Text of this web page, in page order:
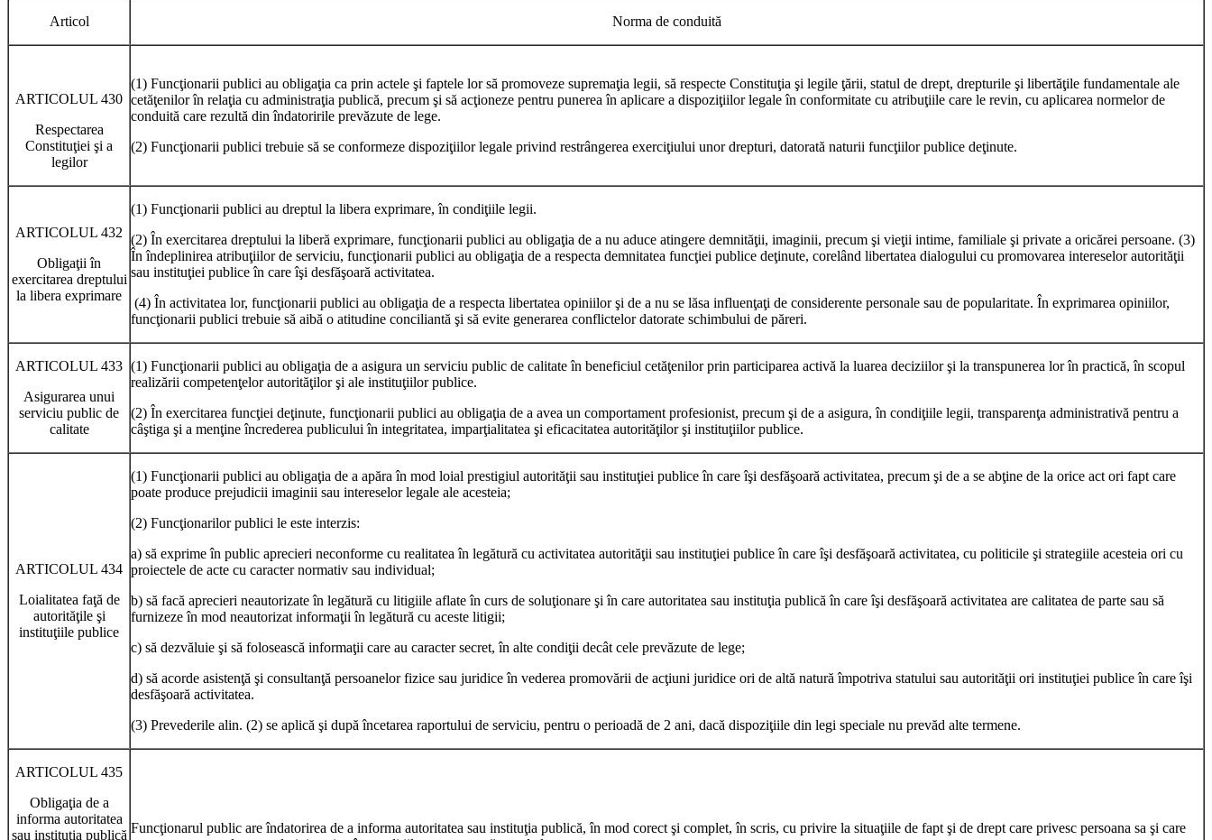
Articol Norma de conduită
ARTICOLUL 430
Respectarea
Constituţiei şi a
legilor
(1) Funcţionarii publici au obligaţia ca prin actele şi faptele lor să promoveze supremaţia legii, să respecte Constituţia şi legile ţării, statul de drept, drepturile şi libertăţile fundamentale ale
cetăţenilor în relaţia cu administraţia publică, precum şi să acţioneze pentru punerea în aplicare a dispoziţiilor legale în conformitate cu atribuţiile care le revin, cu aplicarea normelor de
conduită care rezultă din îndatoririle prevăzute de lege.
(2) Funcţionarii publici trebuie să se conformeze dispoziţiilor legale privind restrângerea exerciţiului unor drepturi, datorată naturii funcţiilor publice deţinute.
ARTICOLUL 432
Obligaţii în
exercitarea dreptului
la libera exprimare
(1) Funcţionarii publici au dreptul la libera exprimare, în condiţiile legii.
(2) În exercitarea dreptului la liberă exprimare, funcţionarii publici au obligaţia de a nu aduce atingere demnităţii, imaginii, precum şi vieţii intime, familiale şi private a oricărei persoane. (3)
În îndeplinirea atribuţiilor de serviciu, funcţionarii publici au obligaţia de a respecta demnitatea funcţiei publice deţinute, corelând libertatea dialogului cu promovarea intereselor autorităţii
sau instituţiei publice în care îşi desfăşoară activitatea.
(4) În activitatea lor, funcţionarii publici au obligaţia de a respecta libertatea opiniilor şi de a nu se lăsa influenţaţi de considerente personale sau de popularitate. În exprimarea opiniilor,
funcţionarii publici trebuie să aibă o atitudine conciliantă şi să evite generarea conflictelor datorate schimbului de păreri.
ARTICOLUL 433
Asigurarea unui
serviciu public de
calitate
(1) Funcţionarii publici au obligaţia de a asigura un serviciu public de calitate în beneficiul cetăţenilor prin participarea activă la luarea deciziilor şi la transpunerea lor în practică, în scopul
realizării competenţelor autorităţilor şi ale instituţiilor publice.
(2) În exercitarea funcţiei deţinute, funcţionarii publici au obligaţia de a avea un comportament profesionist, precum şi de a asigura, în condiţiile legii, transparenţa administrativă pentru a
câştiga şi a menţine încrederea publicului în integritatea, imparţialitatea şi eficacitatea autorităţilor şi instituţiilor publice.
ARTICOLUL 434
Loialitatea faţă de
autorităţile şi
instituţiile publice
(1) Funcţionarii publici au obligaţia de a apăra în mod loial prestigiul autorităţii sau instituţiei publice în care îşi desfăşoară activitatea, precum şi de a se abţine de la orice act ori fapt care
poate produce prejudicii imaginii sau intereselor legale ale acesteia;
(2) Funcţionarilor publici le este interzis:
a) să exprime în public aprecieri neconforme cu realitatea în legătură cu activitatea autorităţii sau instituţiei publice în care îşi desfăşoară activitatea, cu politicile şi strategiile acesteia ori cu
proiectele de acte cu caracter normativ sau individual;
b) să facă aprecieri neautorizate în legătură cu litigiile aflate în curs de soluţionare şi în care autoritatea sau instituţia publică în care îşi desfăşoară activitatea are calitatea de parte sau să
furnizeze în mod neautorizat informaţii în legătură cu aceste litigii;
c) să dezvăluie şi să folosească informaţii care au caracter secret, în alte condiţii decât cele prevăzute de lege;
d) să acorde asistenţă şi consultanţă persoanelor fizice sau juridice în vederea promovării de acţiuni juridice ori de altă natură împotriva statului sau autorităţii ori instituţiei publice în care îşi
desfăşoară activitatea.
(3) Prevederile alin. (2) se aplică şi după încetarea raportului de serviciu, pentru o perioadă de 2 ani, dacă dispoziţiile din legi speciale nu prevăd alte termene.
ARTICOLUL 435
Obligaţia de a
informa autoritatea
sau instituţia publică Funcţionarul public are îndatorirea de a informa autoritatea sau instituţia publică, în mod corect şi complet, în scris, cu privire la situaţiile de fapt şi de drept care privesc persoana sa şi care